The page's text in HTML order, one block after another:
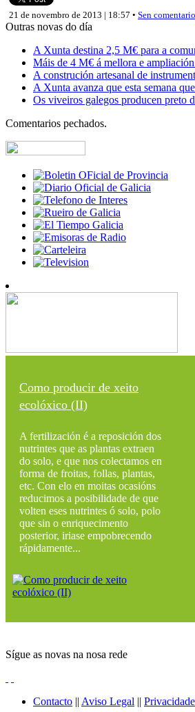
21 de novembro de 2013 | 18:57 • Sen
Outras novas do día
A Xunta destina 2,5 M€ para a
Máis de 4 M€ á mellora e
A construción artesanal de
A Xunta avanza que esta semana
Os viveiros galegos producen preto
Comentarios pechados.
Como producir de xeito
ecolóxico (II)
A fertilización é a reposición dos
nutrintes que as plantas extraen
do solo, e que nos colectamos en
forma de froitas, follas, plantas,
etc. Con elo en moitas ocasións
reducimos a posibilidade de que
volten eses nutrintes ó solo, polo
que sin o enriquecimento
posterior, iriase empobrecendo
rápidamente...
Sígue as novas na nosa rede
Contacto || Aviso Legal || Privacidade